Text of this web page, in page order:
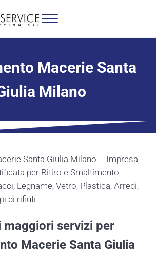
Macerie Milano
certificata per Ritiro e Smaltimento Macerie,
Menu
Macerie Santa
Milano
Santa Giulia Milano – Impresa
per Ritiro e Smaltimento
Legname, Vetro, Plastica, Arredi,
di rifiuti
maggiori servizi per
Macerie Santa Giulia